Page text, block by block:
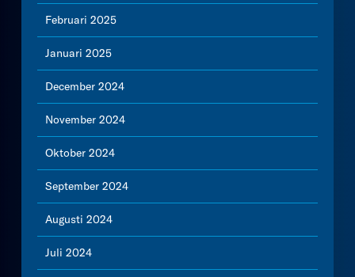
Februari 2025
Januari 2025
December 2024
November 2024
Oktober 2024
September 2024
Augusti 2024
Juli 2024